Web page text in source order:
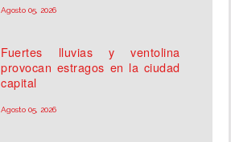
Agosto 05, 2026
Fuertes lluvias y ventolina
provocan estragos en la ciudad
capital
Agosto 05, 2026